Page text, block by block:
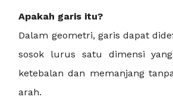
Apakah garis itu?
Dalam geometri, garis dapat
sosok lurus satu dimensi
ketebalan dan memanjang
arah.